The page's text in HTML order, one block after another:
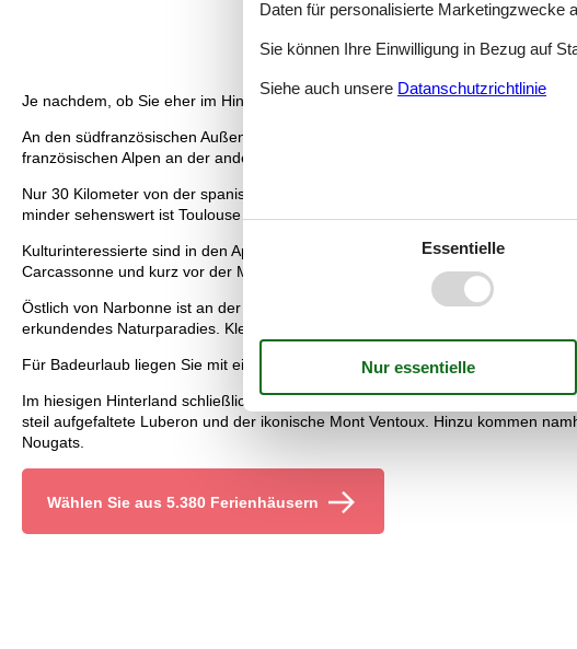
Je nachdem, ob Sie eher im Hinterland oder an der Küste, zentral, tief im
An den südfranzösischen Außengrenzen bieten die Apartments in
französischen Alpen an der anderen Seite.
Nur 30 Kilometer von der spanischen Grenze entfernt liegt Perpignan an der
minder sehenswert ist Toulouse im nordwestlichen Hinterland. Die
Kulturinteressierte sind in den Apartments in Südfrankreich entlang des
Carcassonne und kurz vor der Mündung Narbonne, das ebenfalls reich an
Östlich von Narbonne ist an der Küste bald die Camargue erreicht. Das flache
erkundendes Naturparadies. Kleine Mittelalterstädtchen und kilometerlange
Für Badeurlaub liegen Sie mit einem Apartment in Südfrankreich an der
Im hiesigen Hinterland schließlich empfangen Sie die Weinberglandschaften
steil aufgefaltete Luberon und der ikonische Mont Ventoux. Hinzu kommen
Nougats.
Wählen Sie aus 5.380 Ferienhäusern
Daten für personalisierte Marketingzwecke
Sie können Ihre Einwilligung in Bezug auf
Siehe auch unsere Datanschutzrichtlinie
Essentielle